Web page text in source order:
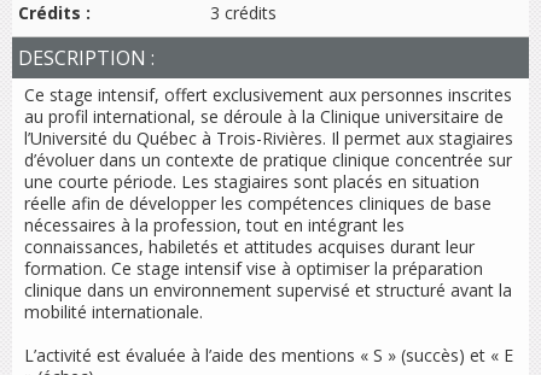
Crédits : 3 crédits
DESCRIPTION :
Ce stage intensif, offert exclusivement aux personnes inscrites
au profil international, se déroule à la Clinique universitaire de
l’Université du Québec à Trois-Rivières. Il permet aux stagiaires
d’évoluer dans un contexte de pratique clinique concentrée sur
une courte période. Les stagiaires sont placés en situation
réelle afin de développer les compétences cliniques de base
nécessaires à la profession, tout en intégrant les
connaissances, habiletés et attitudes acquises durant leur
formation. Ce stage intensif vise à optimiser la préparation
clinique dans un environnement supervisé et structuré avant la
mobilité internationale.
L’activité est évaluée à l’aide des mentions « S » (succès) et « E